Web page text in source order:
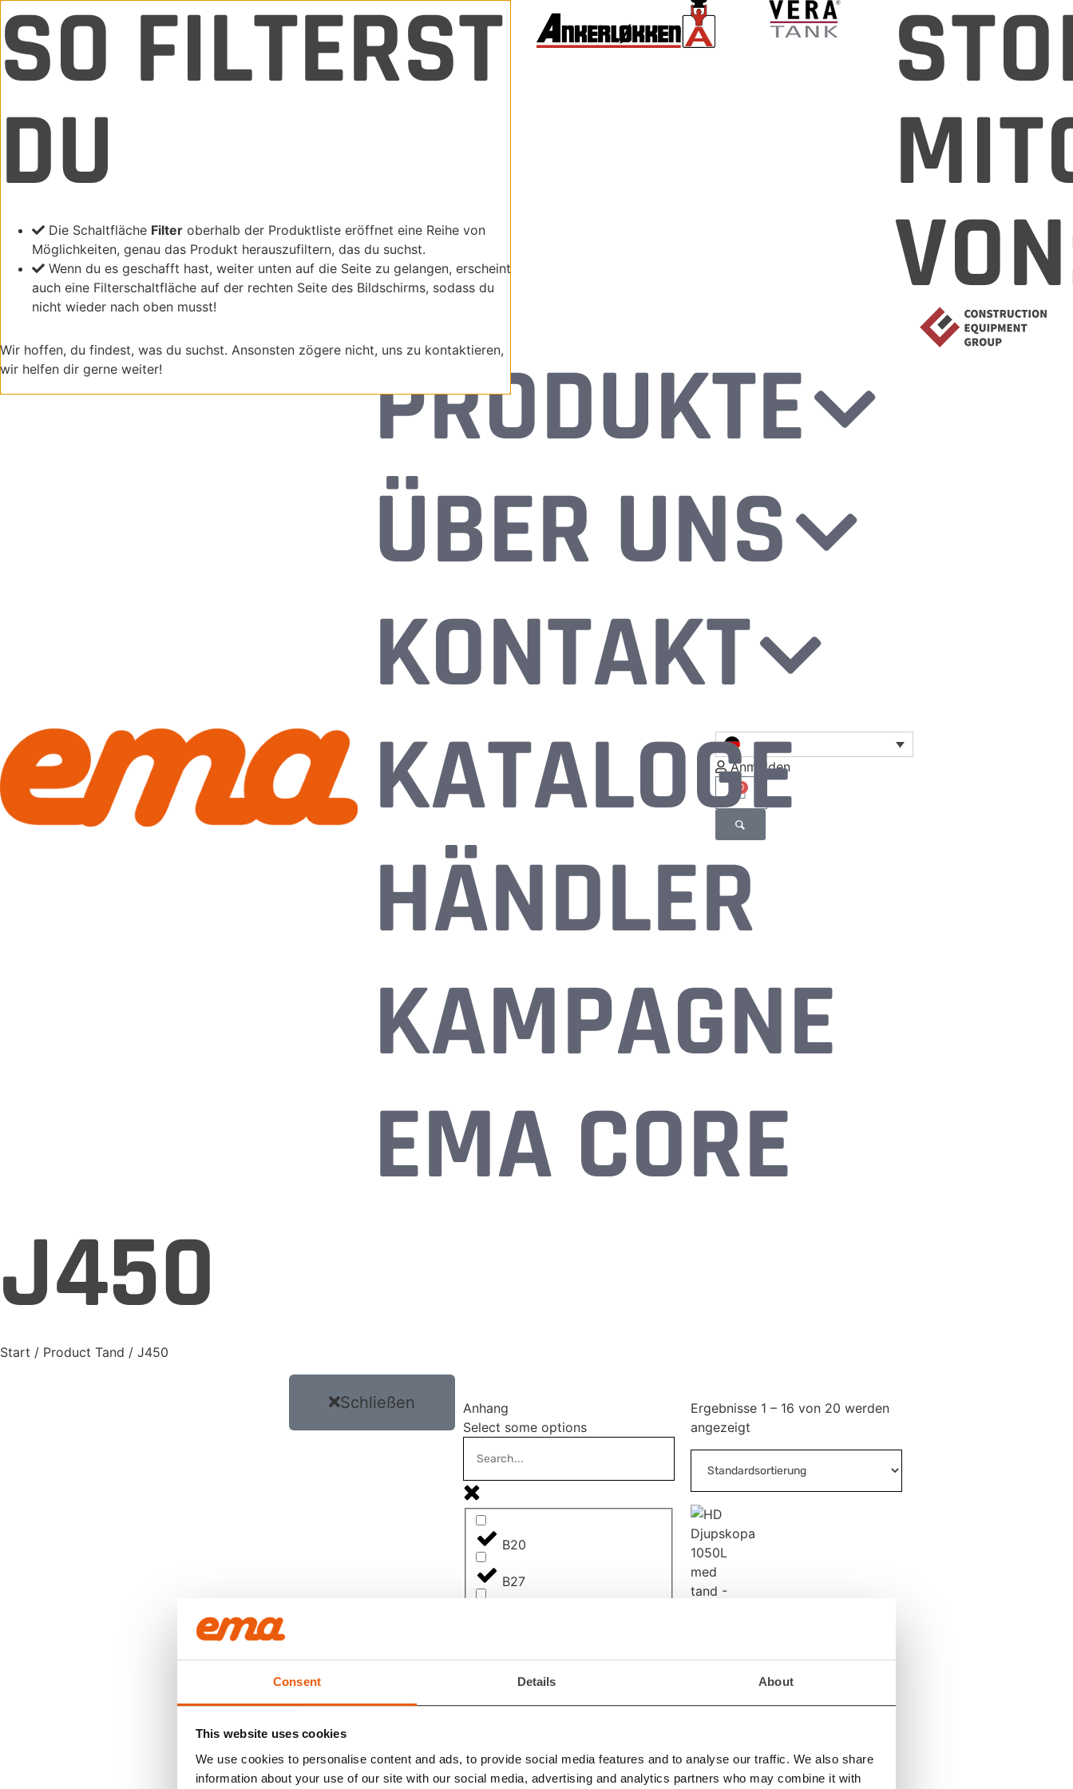
Consent Details About
This website uses cookies
We use cookies to personalise content and ads, to provide social media features and to analyse our traffic. We also share
information about your use of our site with our social media, advertising and analytics partners who may combine it with
PRODUKTE
ÜBER UNS
KONTAKT
KATALOGE
HÄNDLER
KAMPAGNE
EMA CORE
Anmelden
0
J450
Start / Product Tand / J450
Schließen
Anhang
Select some options
B20
B27
DC
NC
Volumen
Select some options
Ergebnisse 1 – 16 von 20 werden
angezeigt
HD
BAGGERLADER
MIT
ÅF
login
SO FILTERST
DU
Die Schaltfläche Filter oberhalb der Produktliste eröffnet eine Reihe von
Möglichkeiten, genau das Produkt herauszufiltern, das du suchst.
Wenn du es geschafft hast, weiter unten auf die Seite zu gelangen, erscheint
auch eine Filterschaltfläche auf der rechten Seite des Bildschirms, sodass du
nicht wieder nach oben musst!
Wir hoffen, du findest, was du suchst. Ansonsten zögere nicht, uns zu kontaktieren,
wir helfen dir gerne weiter!